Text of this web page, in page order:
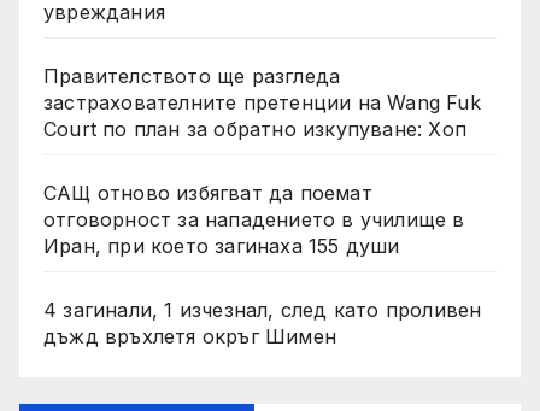
увреждания
Правителството ще разгледа
застрахователните претенции на Wang Fuk
Court по план за обратно изкупуване: Хоп
САЩ отново избягват да поемат
отговорност за нападението в училище в
Иран, при което загинаха 155 души
4 загинали, 1 изчезнал, след като проливен
дъжд връхлетя окръг Шимен